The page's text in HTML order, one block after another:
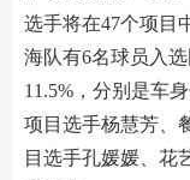
选手将在47个项目
海队有6名球员入
11.5%，分别是车
项目选手杨慧芳、
目选手孔媛媛、花